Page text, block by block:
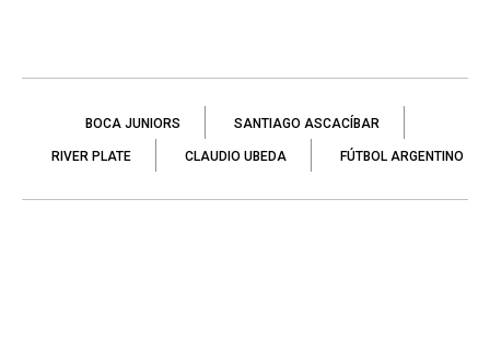
BOCA JUNIORS SANTIAGO ASCACÍBAR
RIVER PLATE CLAUDIO UBEDA FÚTBOL ARGENTINO